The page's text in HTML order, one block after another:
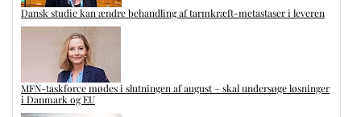
Dansk studie kan ændre behandling af tarmkræft-metastaser i leveren
MFN-taskforce mødes i slutningen af august – skal undersøge løsninger
i Danmark og EU